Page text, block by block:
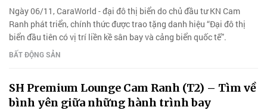
Ngày 06/11, CaraWorld - đại đô thị biển do chủ đầu tư KN Cam
Ranh phát triển, chính thức được trao tặng danh hiệu “Đại đô thị
biển đầu tiên có vị trí liền kề sân bay và cảng biển quốc tế”.
BẤT ĐỘNG SẢN
SH Premium Lounge Cam Ranh (T2) – Tìm về
bình yên giữa những hành trình bay